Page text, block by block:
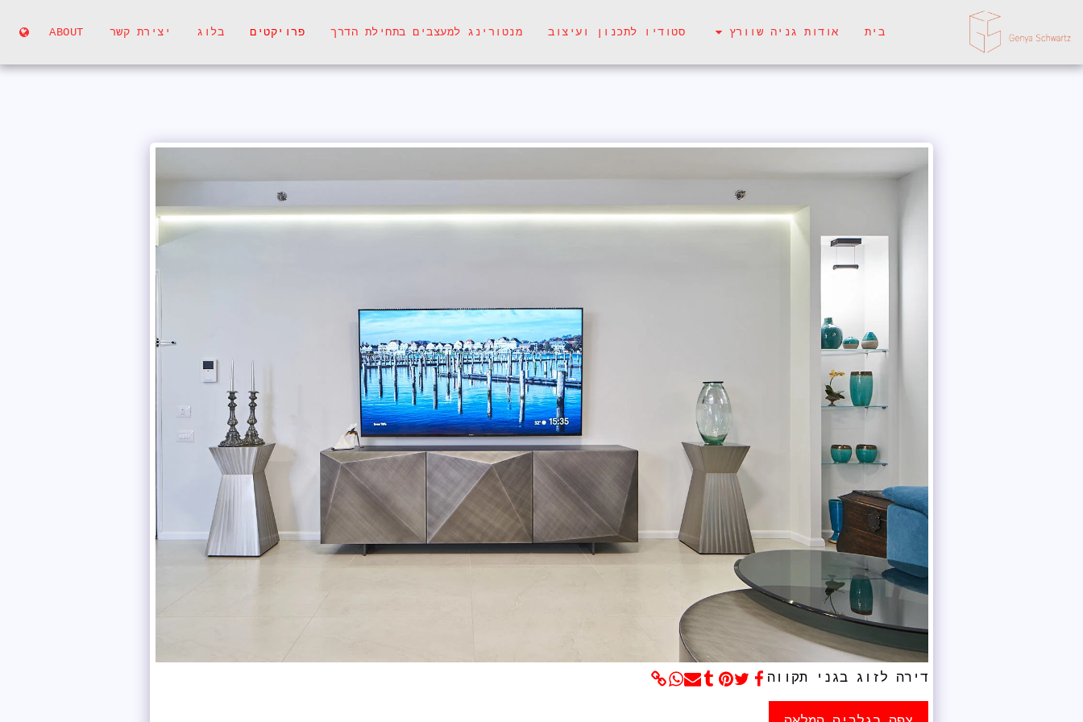
בית אודות גניה שוורץ סטודיו לתכנון ועיצוב מנטורינג למעצבים בתחילת הדרך פרויקטים בלוג יצירת קשר ABOUT
דירה לזוג בגני תקווה